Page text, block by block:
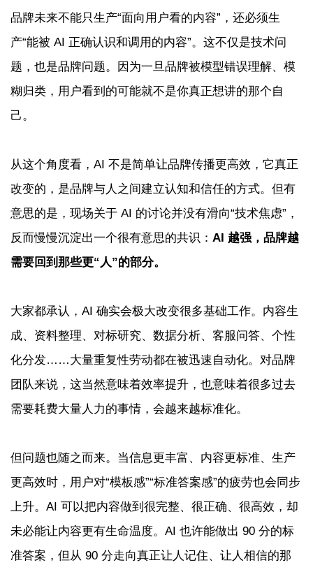
品牌未来不能只生产“面向用户看的内容”，还必须生
产“能被 AI 正确认识和调用的内容”。这不仅是技术问
题，也是品牌问题。因为一旦品牌被模型错误理解、模
糊归类，用户看到的可能就不是你真正想讲的那个自
己。
从这个角度看，AI 不是简单让品牌传播更高效，它真正
改变的，是品牌与人之间建立认知和信任的方式。但有
意思的是，现场关于 AI 的讨论并没有滑向“技术焦虑”，
反而慢慢沉淀出一个很有意思的共识： AI 越强，品牌越
需要回到那些更“人”的部分。
大家都承认，AI 确实会极大改变很多基础工作。内容生
成、资料整理、对标研究、数据分析、客服问答、个性
化分发……大量重复性劳动都在被迅速自动化。对品牌
团队来说，这当然意味着效率提升，也意味着很多过去
需要耗费大量人力的事情，会越来越标准化。
但问题也随之而来。当信息更丰富、内容更标准、生产
更高效时，用户对“模板感”“标准答案感”的疲劳也会同步
上升。AI 可以把内容做到很完整、很正确、很高效，却
未必能让内容更有生命温度。AI 也许能做出 90 分的标
准答案，但从 90 分走向真正让人记住、让人相信的那